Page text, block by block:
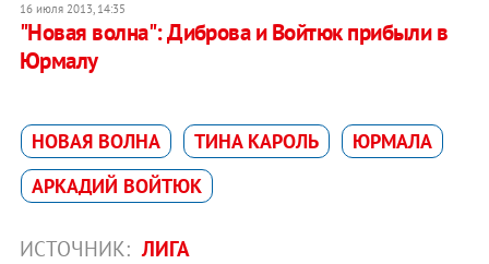
16 июля 2013, 14:35
"Новая волна": Диброва и Войтюк прибыли в
Юрмалу
НОВАЯ ВОЛНА ТИНА КАРОЛЬ
ЮРМАЛА
АРКАДИЙ ВОЙТЮК
ИСТОЧНИК: ЛИГА